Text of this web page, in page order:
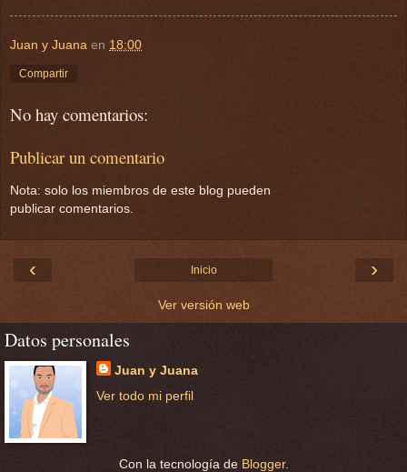
Juan y Juana en 18:00
Compartir
No hay comentarios:
Publicar un comentario
Nota: solo los miembros de este blog pueden
publicar comentarios.
‹ ›
Inicio
Ver versión web
Datos personales
Juan y Juana
Ver todo mi perfil
Con la tecnología de Blogger.